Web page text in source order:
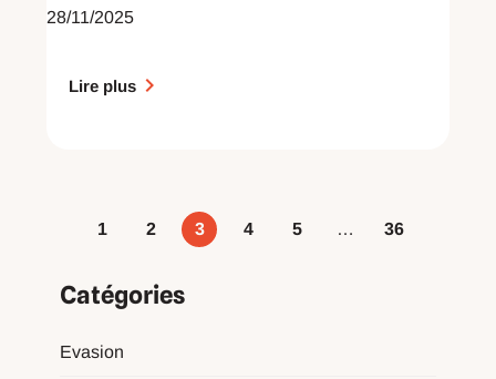
Catégories
Evasion
28/11/2025
Lire plus
1 2 3 4 5 … 36